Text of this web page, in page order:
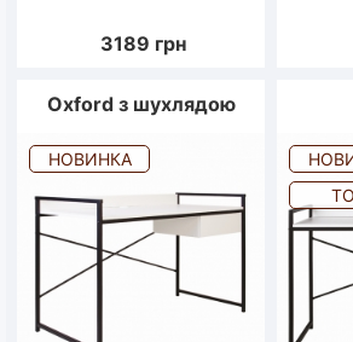
3189 грн
Oxford з шухлядою
НОВИНКА